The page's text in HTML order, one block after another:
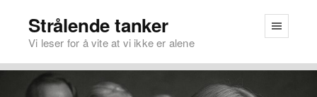
Strålende tanker
Vi leser for å vite at vi ikke er alene